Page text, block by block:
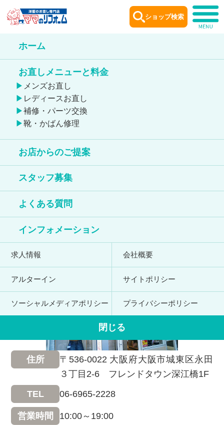
ホーム
お直しメニューと料金
メンズお直し
レディースお直し
補修・パーツ交換
靴・かばん修理
お店からのご提案
スタッフ募集
よくある質問
インフォメーション
求人情報 会社概要
アルターイン サイトポリシー
ソーシャルメディアポリシー プライバシーポリシー
閉じる
ショップ検索
ショップ案内
Shop information
フレンドタウン深江橋店
靴のお直しが出来る店舗
鞄のお直しが出来る店舗
住所
〒536-0022 大阪府大阪市城東区永田
３丁目2-6 フレンドタウン深江橋1F
TEL 06-6965-2228
営業時間 10:00～19:00